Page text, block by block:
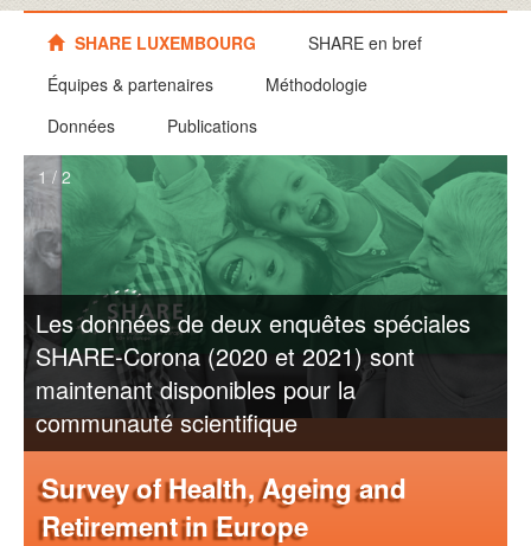
SHARE LUXEMBOURG
SHARE en bref
Équipes & partenaires
Méthodologie
Données
Publications
1 / 2
Les données de deux enquêtes spéciales
SHARE-Corona (2020 et 2021) sont
maintenant disponibles pour la
communauté scientifique
Survey of Health, Ageing and
Retirement in Europe